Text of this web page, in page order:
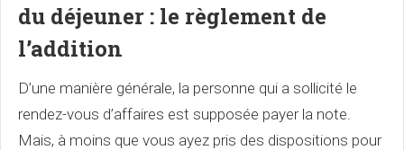
du déjeuner : le règlement de
l’addition
D’une manière générale, la personne qui a sollicité le
rendez-vous d’affaires est supposée payer la note.
Mais, à moins que vous ayez pris des dispositions pour